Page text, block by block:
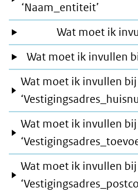
‘Naam_entiteit’
Wat moet ik
Wat moet ik invullen
Wat moet ik invullen bij
Wat moet ik invullen bij
Wat moet ik invullen bij